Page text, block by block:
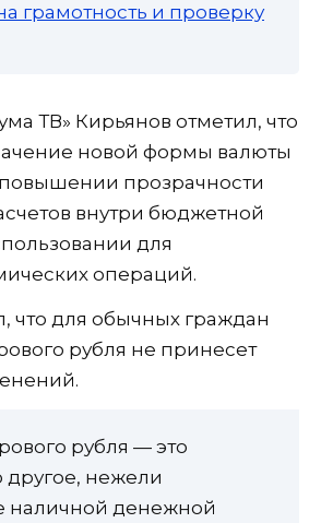
на грамотность и проверку
ТВ» Кирьянов отметил, что
новой формы валюты
повышении прозрачности
внутри бюджетной
для
операций.
что для обычных граждан
рубля не принесет
рубля — это
нежели
наличной денежной